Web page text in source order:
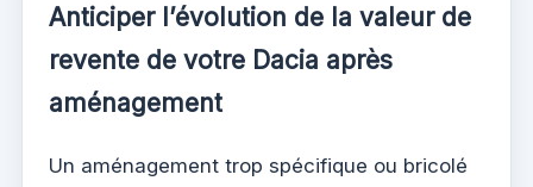
Anticiper l’évolution de la valeur de
revente de votre Dacia après
aménagement
Un aménagement trop spécifique ou bricolé